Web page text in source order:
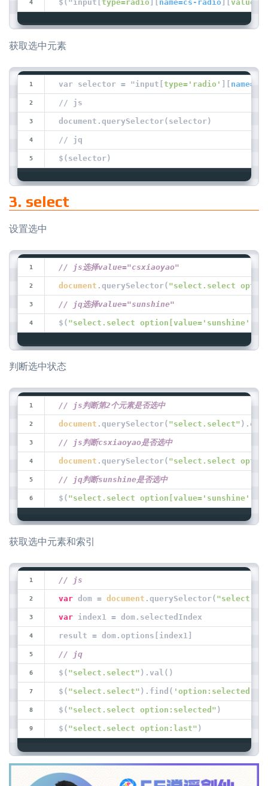
$("input[ type=radio name=cs-radio][ value=2
获取选中元素
var selector = "input[ type='radio'
// js
document.querySelector(selector)
// jq
$(selector)
3. select
设置选中
// js选择value="csxiaoyao"
document .querySelector( "select.select
// jq选择value="sunshine"
$( "select.select option[value='sunshine']"
判断选中状态
// js判断第2个元素是否选中
document .querySelector( "select.select"
// js判断csxiaoyao是否选中
document .querySelector( "select.select
// jq判断sunshine是否选中
$( "select.select option[value='sunshine']"
获取选中元素和索引
// js
var dom = document .querySelector(
var index1 = dom.selectedIndex
result = dom.options[index1]
// jq
$( "select.select" ).val()
$( "select.select" ).find( 'option:selected'
$( "select.select option:selected" )
$( "select.select option:last" )